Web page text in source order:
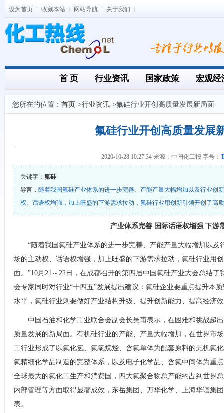
设为首页 收藏本站 网站导航 关于我们
首 页 行业资讯 国家政策 宏观经
您所在的位置： 首页->行业资讯->氟硅行业开创高质量发展新局面
氟硅行业开创高质量发展
2020-10-28 10:27:34 来源：中国化工报 字号：
关键字： 氟硅
导言： 随着我国氟硅产业体系的进一步完善、产能产量大幅增加以及行业创
权、话语权增强，加上旺盛的下游需求拉动，氟硅行业用创新引领开创了高
产业体系完善 国际话语权增强 下游
“随着我国氟硅产业体系的进一步完善、产能产量大幅增加以及
场的主动权、话语权增强，加上旺盛的下游需求拉动，氟硅行业用
面。”10月21～22日，在成都召开的第四届中国氟硅产业大会总结
会专家同时对行业“十四五”发展提出建议：氟硅企业要重点提升本
水平，氟硅行业则要做好产业结构升级、提升创新能力、提高经济
中国石油和化学工业联合会副会长吴甫表示，在困难和挑战超
质量发展的新局面。有机硅行业的产能、产量大幅增加，在世界市
工行业形成了以氟化氢、氟氯烷烃、含氟单体为配套原料的无机氟
氟精细化学品制造的完整体系，以及电子化学品、含氟中间体为重
全球最大的氟化工生产和消费国，四大氟聚合物总产能约占到世界
内部管理等方面取得显著成效，东岳集团、万华化学、上海华谊集
表。